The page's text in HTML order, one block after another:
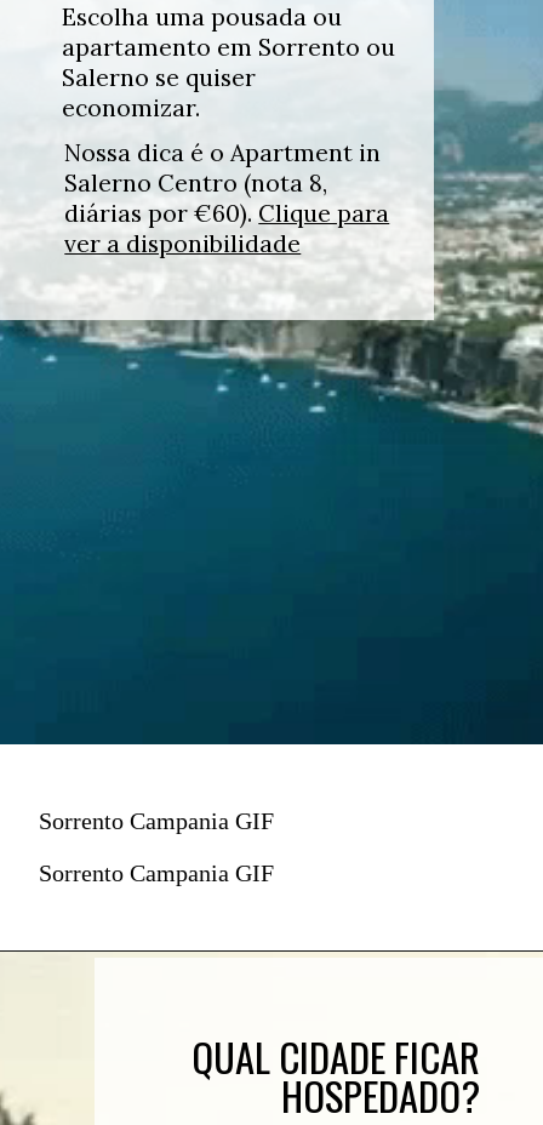
Escolha uma pousada ou
apartamento em Sorrento ou
Salerno se quiser
economizar.
Nossa dica é o Apartment in
Salerno Centro (nota 8,
diárias por €60). Clique para
ver a disponibilidade
Sorrento Campania GIF
Sorrento Campania GIF
QUAL CIDADE FICAR
HOSPEDADO?